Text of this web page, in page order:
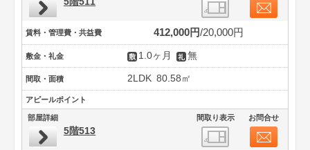
賃料・管理費・共益費 412,000円 20,000円
敷金・礼金 1.0ヶ月 無
間取・面積 2LDK 80.58㎡
アピールポイント
部屋詳細 間取り表示 お問合せ
5階513